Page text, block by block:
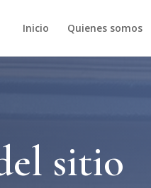
Inicio Quienes somos
sitio